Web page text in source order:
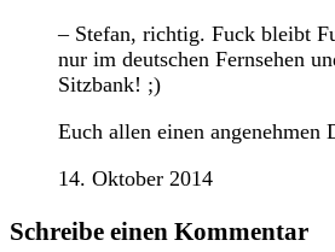
– Stefan, richtig. Fuck bleibt
nur im deutschen Fernsehen
Sitzbank! ;)
Euch allen einen angenehmen
14. Oktober 2014
Schreibe einen Kommentar